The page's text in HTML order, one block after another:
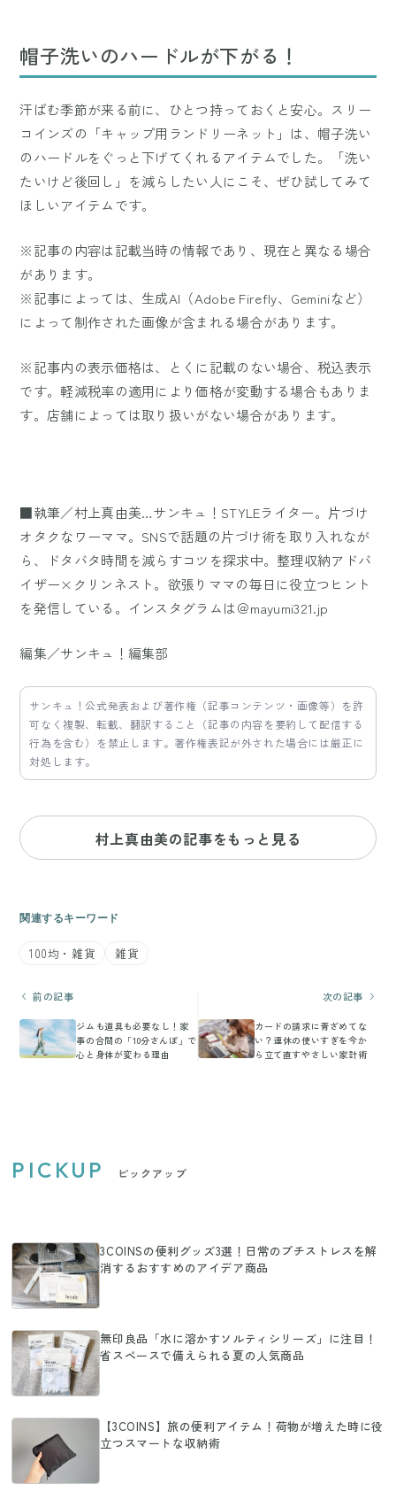
帽子洗いのハードルが下がる！
汗ばむ季節が来る前に、ひとつ持っておくと安心。スリー
コインズの「キャップ用ランドリーネット」は、帽子洗い
のハードルをぐっと下げてくれるアイテムでした。「洗い
たいけど後回し」を減らしたい人にこそ、ぜひ試してみて
ほしいアイテムです。
※記事の内容は記載当時の情報であり、現在と異なる場合
があります。
※記事によっては、生成AI（Adobe Firefly、Geminiなど）
によって制作された画像が含まれる場合があります。
※記事内の表示価格は、とくに記載のない場合、税込表示
です。軽減税率の適用により価格が変動する場合もありま
す。店舗によっては取り扱いがない場合があります。
■執筆／村上真由美…サンキュ！STYLEライター。片づけ
オタクなワーママ。SNSで話題の片づけ術を取り入れなが
ら、ドタバタ時間を減らすコツを探求中。整理収納アドバ
イザー×クリンネスト。欲張りママの毎日に役立つヒント
を発信している。インスタグラムは＠mayumi321.jp
編集／サンキュ！編集部
サンキュ！公式発表および著作権（記事コンテンツ・画像等）を許
可なく複製、転載、翻訳すること（記事の内容を要約して配信する
行為を含む）を禁止します。著作権表記が外された場合には厳正に
対処します。
村上真由美の記事をもっと見る
関連するキーワード
100均・雑貨 雑貨
前の記事
ジムも道具も必要なし！家
事の合間の「10分さんぽ」で
心と身体が変わる理由
次の記事
カードの請求に青ざめてな
い？連休の使いすぎを今か
ら立て直すやさしい家計術
PICKUP ピックアップ
3COINSの便利グッズ3選！日常のプチストレスを解
消するおすすめのアイデア商品
無印良品「水に溶かすソルティシリーズ」に注目！
省スペースで備えられる夏の人気商品
【3COINS】旅の便利アイテム！荷物が増えた時に役
立つスマートな収納術